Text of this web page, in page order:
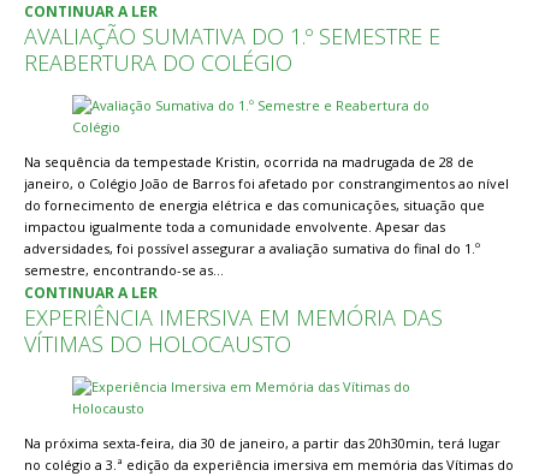
CONTINUAR A LER
AVALIAÇÃO SUMATIVA DO 1.º SEMESTRE E
REABERTURA DO COLÉGIO
Na sequência da tempestade Kristin, ocorrida na madrugada de 28 de
janeiro, o Colégio João de Barros foi afetado por constrangimentos ao nível
do fornecimento de energia elétrica e das comunicações, situação que
impactou igualmente toda a comunidade envolvente. Apesar das
adversidades, foi possível assegurar a avaliação sumativa do final do 1.º
semestre, encontrando-se as…
CONTINUAR A LER
EXPERIÊNCIA IMERSIVA EM MEMÓRIA DAS
VÍTIMAS DO HOLOCAUSTO
Na próxima sexta-feira, dia 30 de janeiro, a partir das 20h30min, terá lugar
no colégio a 3.ª edição da experiência imersiva em memória das Vítimas do